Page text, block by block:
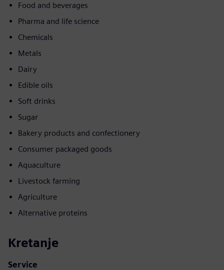
Food and beverages
Pharma and life science
Chemicals
Metals
Dairy
Edible oils
Soft drinks
Sugar
Bakery products and confectionery
Consumer packaged goods
Aquaculture
Livestock farming
Agriculture
Alternative proteins
Kretanje
Service